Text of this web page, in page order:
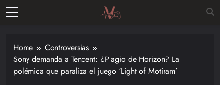
Skip
de las
últimas
novedades
Home
Controversias
Sony demanda a Tencent: ¿Plagio de Horizon? La
polémica que paraliza el juego ‘Light of Motiram’